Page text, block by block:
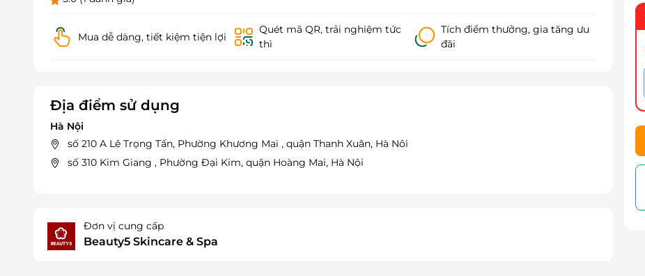
Mua dễ dàng, tiết kiệm tiện lợi
Quét mã QR, trải nghiệm tức
thì
Tích điểm thưởng, gia tăng ưu
đãi
Địa điểm sử dụng
Hà Nội
số 210 A Lê Trọng Tấn, Phường Khương Mai , quận Thanh Xuân, Hà Nôi
số 310 Kim Giang , Phường Đại Kim, quận Hoàng Mai, Hà Nội
Đơn vị cung cấp
Beauty5 Skincare & Spa